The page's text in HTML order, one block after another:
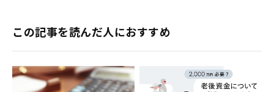
この記事を読んだ人におすすめ